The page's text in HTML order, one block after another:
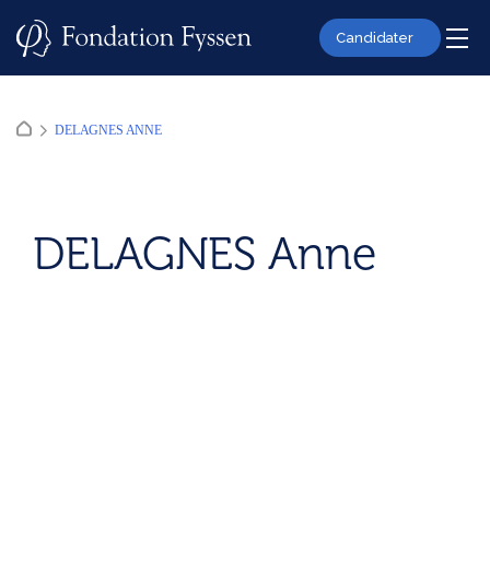
Candidater
DELAGNES ANNE
DELAGNES Anne